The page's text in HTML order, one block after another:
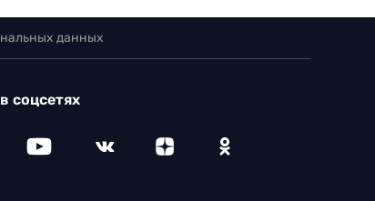
данных
соцсетях